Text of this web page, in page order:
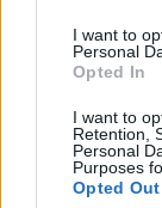
I want to
Personal
Opted In
I want to
Retention,
Personal
Purposes
Opted Out